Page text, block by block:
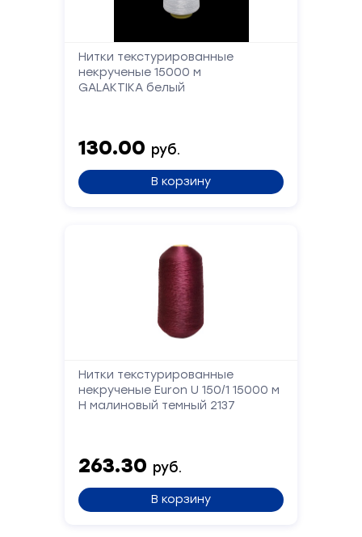
Нитки текстурированные
некрученые 15000 м
GALAKTIKA белый
130.00 руб.
В корзину
Нитки текстурированные
некрученые Euron U 150/1 15000 м
Н малиновый темный 2137
263.30 руб.
В корзину
обратной
связи
Заполните
мы
вам